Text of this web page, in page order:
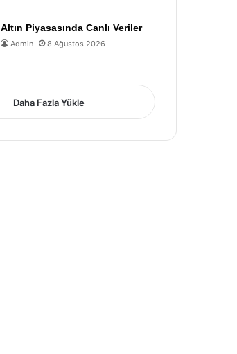
Altın Piyasasında Canlı Veriler
Admin 8 Ağustos 2026
Daha Fazla Yükle